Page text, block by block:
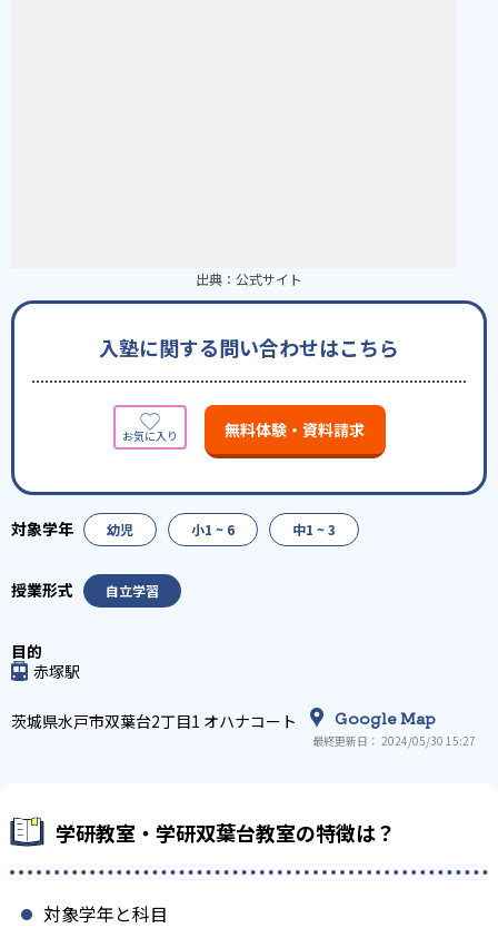
出典： 公式サイト
入塾に関する問い合わせはこちら
無料体験・資料請求
幼児 小1 ~ 6 中1 ~ 3
自立学習
赤塚駅
茨城県水戸市双葉台2丁目1 オハナコート Google Map
最終更新日： 2024/05/30 15:27
学研教室・学研双葉台教室の特徴は？
対象学年と科目